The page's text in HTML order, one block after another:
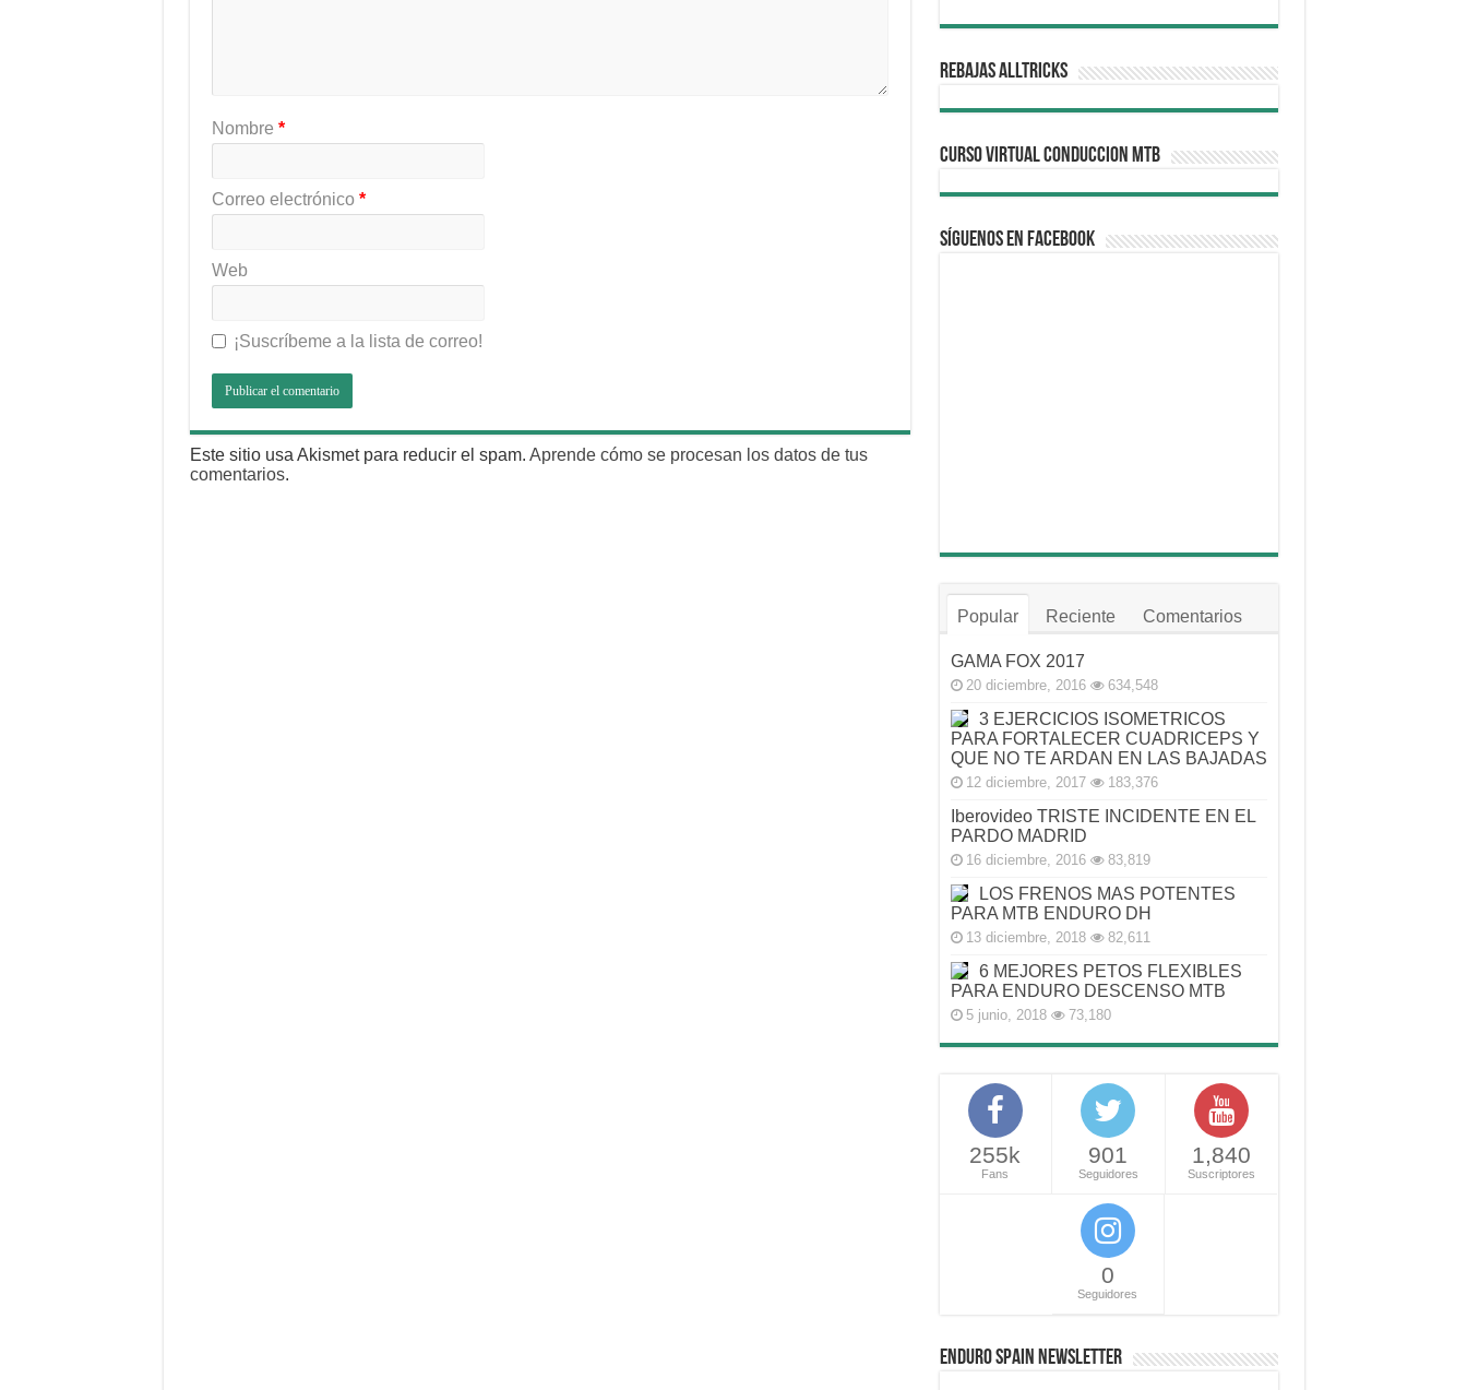
Nombre *
Correo electrónico *
Web
¡Suscríbeme a la lista de correo!
Este sitio usa Akismet para reducir el spam. Aprende cómo se procesan los datos de tus
comentarios.
REBAJAS ALLTRICKS
CURSO VIRTUAL CONDUCCION MTB
Síguenos en Facebook
Popular Reciente Comentarios
GAMA FOX 2017
20 diciembre, 2016 634,548
3 EJERCICIOS ISOMETRICOS
PARA FORTALECER CUADRICEPS Y
QUE NO TE ARDAN EN LAS BAJADAS
12 diciembre, 2017 183,376
Iberovideo TRISTE INCIDENTE EN EL
PARDO MADRID
16 diciembre, 2016 83,819
LOS FRENOS MAS POTENTES
PARA MTB ENDURO DH
13 diciembre, 2018 82,611
6 MEJORES PETOS FLEXIBLES
PARA ENDURO DESCENSO MTB
5 junio, 2018 73,180
255k
Fans
901
Seguidores
1,840
Suscriptores
0
Seguidores
ENDURO SPAIN NEWSLETTER